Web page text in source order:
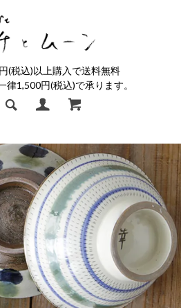
(税込)以上購入で送料無料
1,500円(税込)で承ります。